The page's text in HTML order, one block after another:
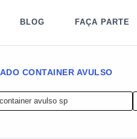
BLOG FAÇA PARTE
CONTAINER AVULSO
avulso sp